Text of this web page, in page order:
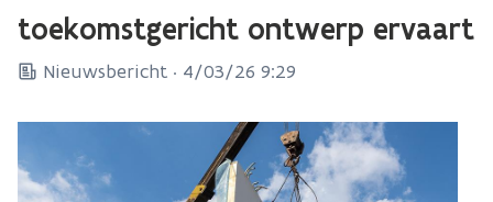
toekomstgericht ontwerp ervaart
Nieuwsbericht · 4/03/26 9:29